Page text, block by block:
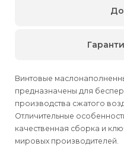
Винтовые
предназначены для
производства сжатого
Отличительные
качественная сборка и
мировых производителей.